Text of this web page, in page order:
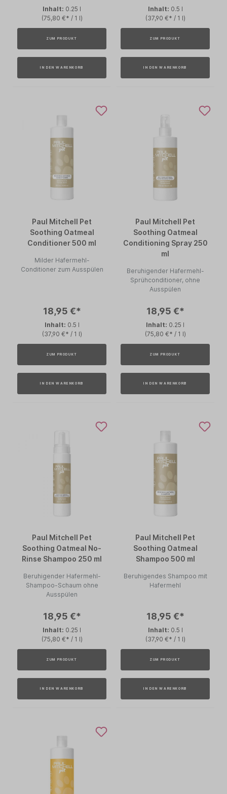
Inhalt: 0.25 l
(75,80 €* / 1 l)
ZUM PRODUKT
IN DEN WARENKORB
Inhalt: 0.5 l
(37,90 €* / 1 l)
ZUM PRODUKT
IN DEN WARENKORB
Paul Mitchell Pet
Soothing Oatmeal
Conditioner 500 ml
Milder Hafermehl-
Conditioner zum Ausspülen
18,95 €*
Inhalt: 0.5 l
(37,90 €* / 1 l)
ZUM PRODUKT
IN DEN WARENKORB
Paul Mitchell Pet
Soothing Oatmeal
Conditioning Spray 250
ml
Beruhigender Hafermehl-
Sprühconditioner, ohne
Ausspülen
18,95 €*
Inhalt: 0.25 l
(75,80 €* / 1 l)
ZUM PRODUKT
IN DEN WARENKORB
Paul Mitchell Pet
Soothing Oatmeal No-
Rinse Shampoo 250 ml
Beruhigender Hafermehl-
Shampoo-Schaum ohne
Ausspülen
18,95 €*
Inhalt: 0.25 l
(75,80 €* / 1 l)
ZUM PRODUKT
IN DEN WARENKORB
Paul Mitchell Pet
Soothing Oatmeal
Shampoo 500 ml
Beruhigendes Shampoo mit
Hafermehl
18,95 €*
Inhalt: 0.5 l
(37,90 €* / 1 l)
ZUM PRODUKT
IN DEN WARENKORB